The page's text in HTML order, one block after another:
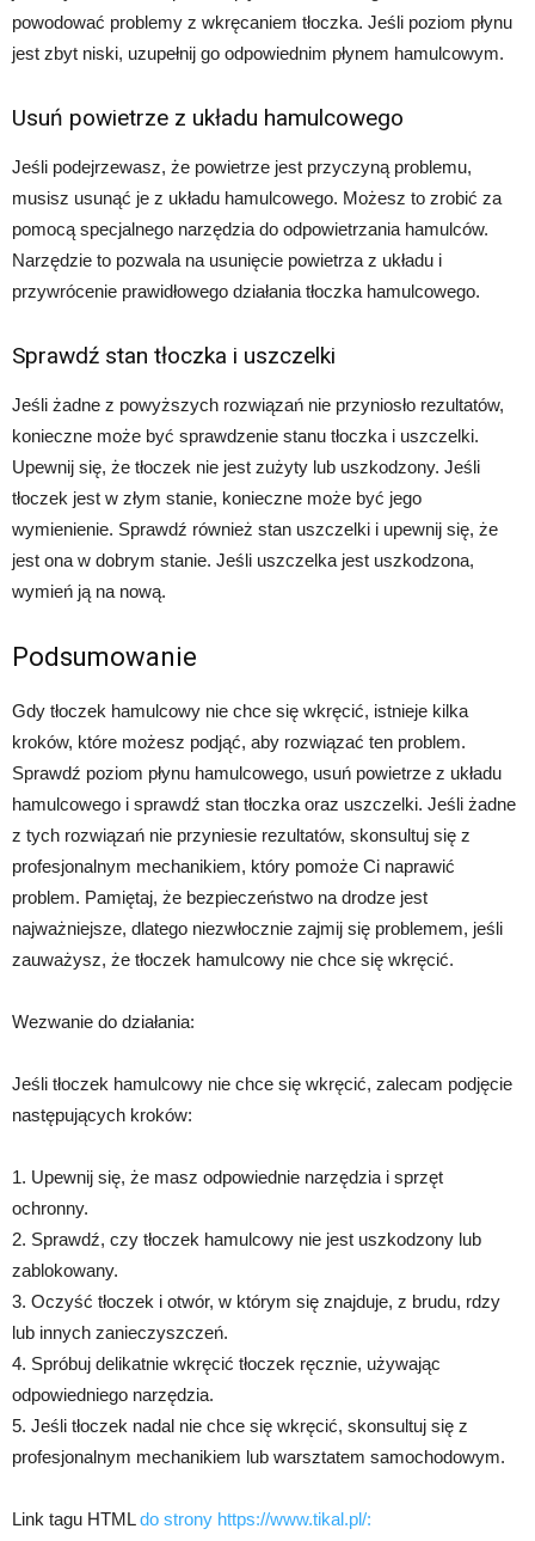
powodować problemy z wkręcaniem tłoczka. Jeśli poziom płynu
jest zbyt niski, uzupełnij go odpowiednim płynem hamulcowym.
Usuń powietrze z układu hamulcowego
Jeśli podejrzewasz, że powietrze jest przyczyną problemu,
musisz usunąć je z układu hamulcowego. Możesz to zrobić za
pomocą specjalnego narzędzia do odpowietrzania hamulców.
Narzędzie to pozwala na usunięcie powietrza z układu i
przywrócenie prawidłowego działania tłoczka hamulcowego.
Sprawdź stan tłoczka i uszczelki
Jeśli żadne z powyższych rozwiązań nie przyniosło rezultatów,
konieczne może być sprawdzenie stanu tłoczka i uszczelki.
Upewnij się, że tłoczek nie jest zużyty lub uszkodzony. Jeśli
tłoczek jest w złym stanie, konieczne może być jego
wymienienie. Sprawdź również stan uszczelki i upewnij się, że
jest ona w dobrym stanie. Jeśli uszczelka jest uszkodzona,
wymień ją na nową.
Podsumowanie
Gdy tłoczek hamulcowy nie chce się wkręcić, istnieje kilka
kroków, które możesz podjąć, aby rozwiązać ten problem.
Sprawdź poziom płynu hamulcowego, usuń powietrze z układu
hamulcowego i sprawdź stan tłoczka oraz uszczelki. Jeśli żadne
z tych rozwiązań nie przyniesie rezultatów, skonsultuj się z
profesjonalnym mechanikiem, który pomoże Ci naprawić
problem. Pamiętaj, że bezpieczeństwo na drodze jest
najważniejsze, dlatego niezwłocznie zajmij się problemem, jeśli
zauważysz, że tłoczek hamulcowy nie chce się wkręcić.
Wezwanie do działania:
Jeśli tłoczek hamulcowy nie chce się wkręcić, zalecam podjęcie
następujących kroków:
1. Upewnij się, że masz odpowiednie narzędzia i sprzęt
ochronny.
2. Sprawdź, czy tłoczek hamulcowy nie jest uszkodzony lub
zablokowany.
3. Oczyść tłoczek i otwór, w którym się znajduje, z brudu, rdzy
lub innych zanieczyszczeń.
4. Spróbuj delikatnie wkręcić tłoczek ręcznie, używając
odpowiedniego narzędzia.
5. Jeśli tłoczek nadal nie chce się wkręcić, skonsultuj się z
profesjonalnym mechanikiem lub warsztatem samochodowym.
Link tagu HTMLdo strony https://www.tikal.pl/: